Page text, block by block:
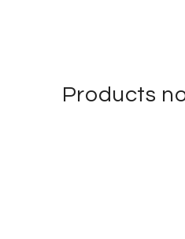
Products